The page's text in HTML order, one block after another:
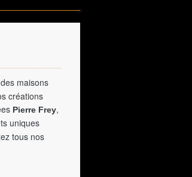
maisons
créations
Pierre Frey,
uniques
tous nos